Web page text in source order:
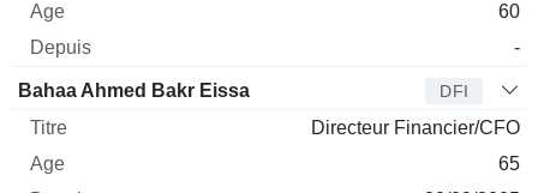
60
-
Bahaa Ahmed Bakr Eissa DFI
Directeur Financier/CFO
65